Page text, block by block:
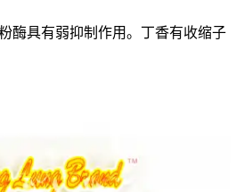
酶具有弱抑制作用。丁香有收缩子